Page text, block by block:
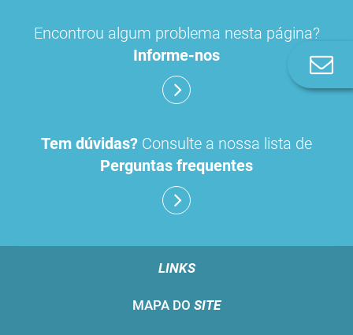
Encontrou algum problema nesta página?
Informe-nos
Tem dúvidas? Consulte a nossa lista de
Perguntas frequentes
LINKS
MAPA DO SITE